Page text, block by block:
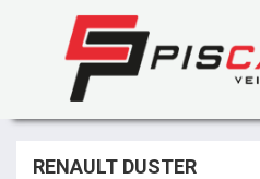
RENAULT DUSTER